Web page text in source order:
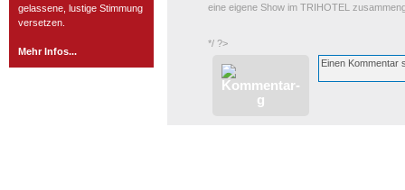
gelassene, lustige Stimmung
versetzen.
Mehr Infos...
eine eigene Show im TRIHOTEL
*/ ?>